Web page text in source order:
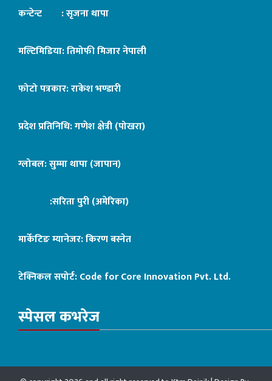
कन्टेन्ट : सृजना थापा
मल्टिमिडिया: तिमोफी मिजार नेपाली
फोटो पत्रकार: राकेश भण्डारी
प्रदेश प्रतिनिधि: गणेश क्षेत्री (पोखरा)
ग्लोबल: सुम्मा थापा (जापान)
:सरिता पुरी (अमेरिका)
मार्केटिङ म्यानेजर: किरण बस्नेत
टेक्निकल सपोर्ट:Code for Core Innovation Pvt. Ltd.
स्पेसल कभरेज